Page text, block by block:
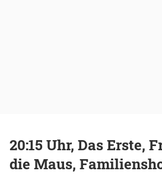
20:15 Uhr, Das Erste,
die Maus,